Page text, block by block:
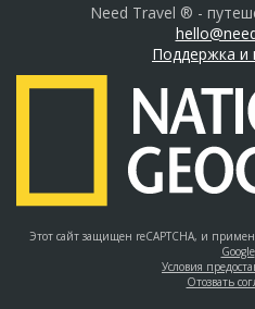
Need Travel ® -
Поддержка и
Этот сайт защищен reCAPTCHA, и
Google
Условия
Отозвать